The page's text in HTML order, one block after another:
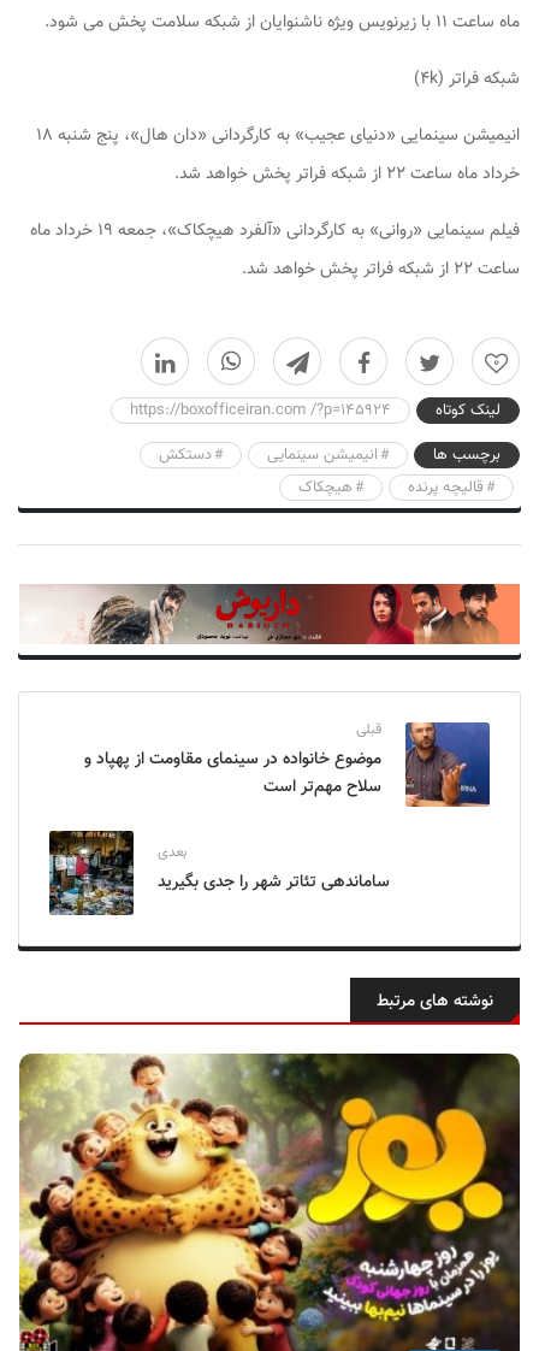
ماه ساعت ۱۱ با زیرنویس ویژه ناشنوایان از شبکه سلامت پخش می شود.
شبکه فراتر (۴k)
انیمیشن سینمایی «دنیای عجیب» به کارگردانی «دان هال»، پنج شنبه ۱۸
خرداد ماه ساعت ۲۲ از شبکه فراتر پخش خواهد شد.
فیلم سینمایی «روانی» به کارگردانی «آلفرد هیچکاک»، جمعه ۱۹ خرداد ماه
ساعت ۲۲ از شبکه فراتر پخش خواهد شد.
0
لینک کوتاه
https://boxofficeiran.com /?p=145924
برچسب ها
انیمیشن سینمایی
دستکش
قالیچه پرنده
هیچکاک
قبلی
موضوع خانواده در سینمای مقاومت از پهپاد و
سلاح مهم‌تر است
بعدی
ساماندهی تئاتر شهر را جدی بگیرید
نوشته های مرتبط